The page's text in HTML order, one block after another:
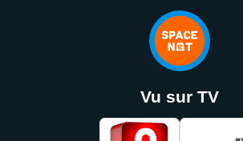
Vu sur TV